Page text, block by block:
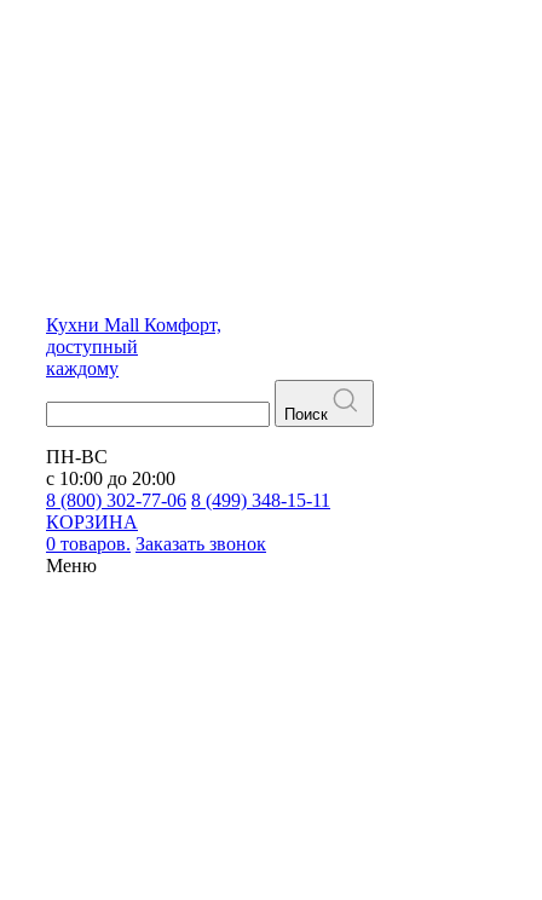
Кухни Mall Комфорт,
доступный
каждому
Поиск
ПН-ВС
с 10:00 до 20:00
8 (800) 302-77-06 8 (499) 348-15-11
КОРЗИНА
0 товаров. Заказать звонок
Меню